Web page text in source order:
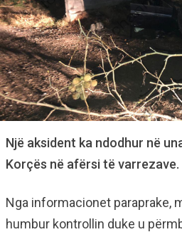
Një aksident ka ndodhur në
Korçës në afërsi të varrezave.
Nga informacionet paraprake,
humbur kontrollin duke u